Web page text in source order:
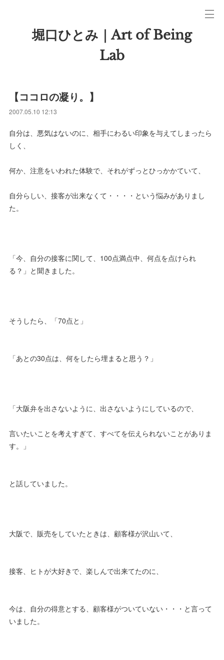
堀口ひとみ｜Art of Being
Lab
【ココロの凝り。】
2007.05.10 12:13
自分は、悪気はないのに、相手にわるい印象を与えてしまったら
しく、
何か、注意をいわれた体験で、それがずっとひっかかていて、
自分らしい、接客が出来なくて・・・・という悩みがありまし
た。
「今、自分の接客に関して、100点満点中、何点を点けられ
る？」と聞きました。
そうしたら、「70点と」
「あとの30点は、何をしたら埋まると思う？」
「大阪弁を出さないように、出さないようにしているので、
言いたいことを考えすぎて、すべてを伝えられないことがありま
す。」
と話していました。
大阪で、販売をしていたときは、顧客様が沢山いて、
接客、ヒトが大好きで、楽しんで出来てたのに、
今は、自分の得意とする、顧客様がついていない・・・と言って
いました。